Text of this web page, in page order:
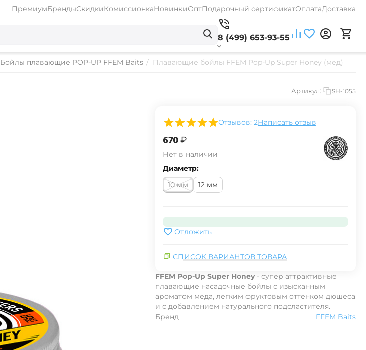
ПремиумБрендыСкидкиКомиссионкаНовинкиОптПодарочный сертификатОплатаДоставка
8 (499) 653-93-55
Бойлы плавающие POP-UP FFEM Baits / Плавающие бойлы FFEM Pop-Up Super Honey (мед)
Артикул: SH-1055
Отзывов: 2Написать отзыв
‍670‍₽
Нет в наличии
Диаметр:
10 мм
12 мм
Отложить
СПИСОК ВАРИАНТОВ ТОВАРА
FFEM Pop-Up Super Honey- супер аттрактивные
плавающие насадочные бойлы с изысканным
ароматом меда, легким фруктовым оттенком дюшеса
и с добавлением натурального подсластителя.
Бренд
FFEM Baits